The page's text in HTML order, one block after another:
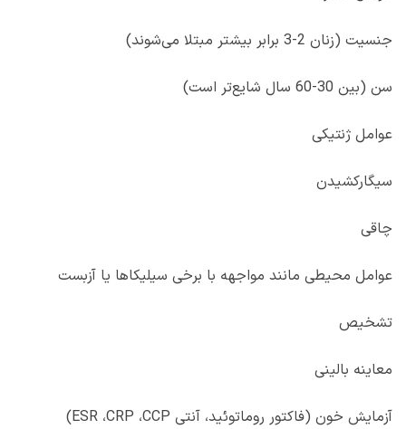
جنسیت (زنان 2-3 برابر بیشتر مبتلا می‌شوند)
سن (بین 30-60 سال شایع‌تر است)
عوامل ژنتیکی
سیگارکشیدن
چاقی
عوامل محیطی مانند مواجهه با برخی سیلیکاها یا آزبست
تشخیص
معاینه بالینی
آزمایش خون (فاکتور روماتوئید، آنتی‌ CCP، CRP، ESR
)